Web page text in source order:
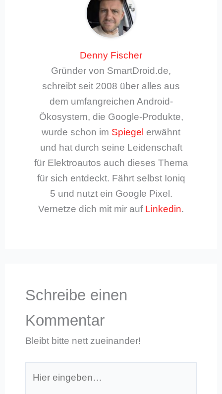
Denny Fischer
Gründer von SmartDroid.de,
schreibt seit 2008 über alles aus
dem umfangreichen Android-
Ökosystem, die Google-Produkte,
wurde schon im Spiegel erwähnt
und hat durch seine Leidenschaft
für Elektroautos auch dieses Thema
für sich entdeckt. Fährt selbst Ioniq
5 und nutzt ein Google Pixel.
Vernetze dich mit mir auf Linkedin.
Schreibe einen
Kommentar
Bleibt bitte nett zueinander!
eingeben…